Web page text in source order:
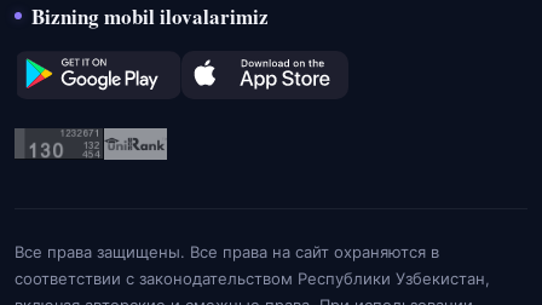
Bizning mobil ilovalarimiz
Все права защищены. Все права на сайт охраняются в
соответствии с законодательством Республики Узбекистан,